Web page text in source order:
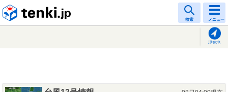
検索 メニュー
現在地